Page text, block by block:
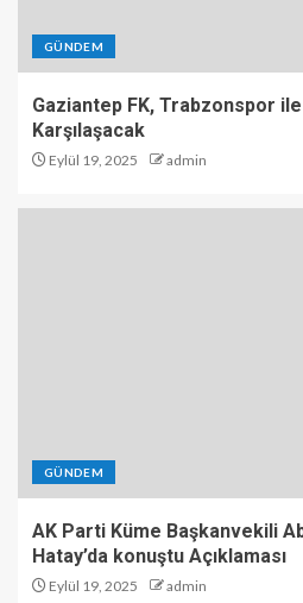
GÜNDEM
Gaziantep FK, Trabzonspor
Karşılaşacak
Eylül 19, 2025 admin
GÜNDEM
AK Parti Küme Başkanvekili
Hatay’da konuştu Açıklaması
Eylül 19, 2025 admin